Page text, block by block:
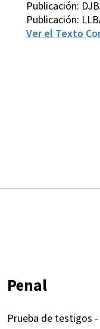
Publicación:
Publicación:
Ver el Texto
Penal
Prueba de testigos